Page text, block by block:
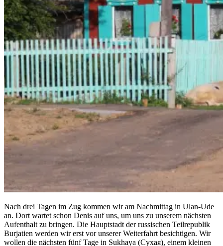
Nach drei Tagen im Zug kommen wir am Nachmittag in Ulan-Ude
an. Dort wartet schon Denis auf uns, um uns zu unserem nächsten
Aufenthalt zu bringen. Die Hauptstadt der russischen Teilrepublik
Burjatien werden wir erst vor unserer Weiterfahrt besichtigen. Wir
wollen die nächsten fünf Tage in Sukhaya (Cухая), einem kleinen